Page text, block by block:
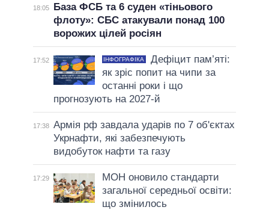
18:05
База ФСБ та 6 суден «тіньового
флоту»: СБС атакували понад 100
ворожих цілей росіян
17:52 ІНФОГРАФІКА
Дефіцит пам’яті:
як зріс попит на чипи за
останні роки і що
прогнозують на 2027-й
17:38 Армія рф завдала ударів по 7 об'єктах
Укрнафти, які забезпечують
видобуток нафти та газу
17:29
МОН оновило стандарти
загальної середньої освіти:
що змінилось